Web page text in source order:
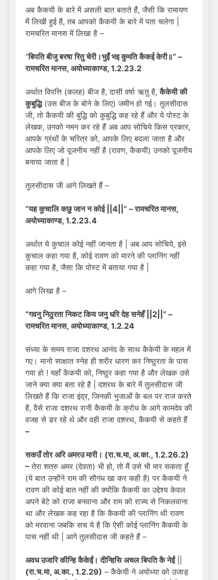
अब कैकयी के बारे में असली बात बताते हैं, जैसी कि रामायण
में लिखी हुई है, तब आपको कैकयी के बारे में पता चलेगा |
रामचरित मानस में लिखा है –
“बिपति बीजु बरषा रितु चेरी।भुइँ भइ कुमति कैकई केरी॥“ –
रामचरित मानस, अयोध्याकाण्ड, 1.2.23.2
अर्थात विपत्ति (कलह) बीज है, दासी वर्षा ऋतु है,कैकेयी की
कुबुद्धि(उस बीज के बोने के लिए) जमीन हो गई। तुलसीदास
जी, तो कैकयी की बुद्धि को कुबुद्धि कह रहे हैं और ये पोस्ट के
लेखक, उनको नमन कर रहे हैं अब आप सोचिये किस प्रकार,
आपके ग्रंथों के चरित्र को, आपके लिए बदला जाता है और
आपके लिए जो पूजनीय नहीं है (रावण, कैकयी) उनको पूजनीय
बनाया जाता है |
तुलसीदास जी आगे लिखते हैं –
“यह कुचालि कछु जान न कोई ||4||” – रामचरित मानस,
अयोध्याकाण्ड, 1.2.23.4
अर्थात ये कुचाल कोई नहीं जानता है | अब आप सोचिये, इसे
कुचाल कहा गया है, कोई रावण को मारने की प्लानिंग नहीं
कहा गया है, जैसा कि पोस्ट में बताया गया है |
आगे लिखा है –
“गवनु निठुरता निकट किय जनु धरि देह सनेहँ
2||” –
रामचरित मानस, अयोध्याकाण्ड, 1.2.24
संध्या के समय राजा दशरथ आनंद के साथ कैकेयी के महल में
गए। मानो साक्षात स्नेह ही शरीर धारण कर निष्ठुरता के पास
गया हो ! यहाँ कैकयी को, निष्ठुर कहा गया है और लेखक उसे
जाने क्या क्या बता रहे है | दशरथ के बारे में तुलसीदास जी
लिखते हैं कि राजा इंद्र, जिनकी भुजाओं के बल पर राज करते
है, वैसे राजा दशरथ रानी कैकयी के क्रोध के आगे कामदेव की
वजह से डर रहे थे और वही राजा दशरथ, कैकयी से कहते हैं
–
सकउँ तोर अरि अमरउ मारी। (रा.च.मा, अ.का., 1.2.26.2)
– तेरा शत्रु अमर (देवता) भी हो, तो मैं उसे भी मार सकता हूँ
(ये बात उन्होंने राम की सौगंध खा कर कही है) पर कैकयी ने
रावण की कोई बात नहीं की क्योंकि कैकयी का उद्देश्य केवल
अपने बेटे को राजा बनवाना और राम को राज्य से निकलवाना
था और लेखक कह रहा है कि कैकयी की प्लानिंग थी रावण
को मरवाना जबकि सच ये है कि ऐसी कोई प्लानिंग कैकयी के
पास नहीं थी | आगे तुलसीदास जी कहते हैं –
अवध उजारि कीन्हि कैकेईं। दीन्हिसि अचल बिपति कै नेईं||
(रा.च.मा, अ.का., 1.2.29) – कैकेयी ने अयोध्या को उजाड़